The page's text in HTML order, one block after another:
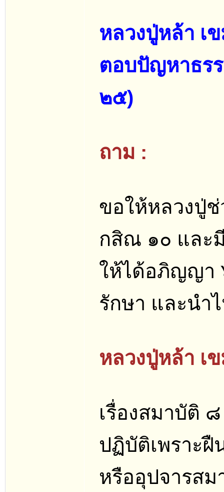
หลวงปู่หล้า เ
ตอบปัญหาธร
๒๕)
ถาม :
ขอให้หลวงปู่
กสิณ ๑๐ และมี
ให้ได้อภิญญา
รักษา และนำ
หลวงปู่หล้า เ
เรื่องสมาบัติ
ปฏิบัติเพราะ
หรืออุปจารสม